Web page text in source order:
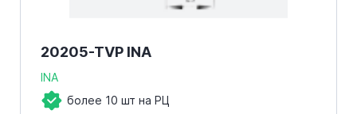
20205-TVP INA
INA
более 10 шт на РЦ